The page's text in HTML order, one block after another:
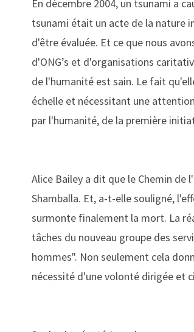
En décembre 2004, un tsunami a
tsunami était un acte de la nature
d'être évaluée. Et ce que nous
d'ONG’s et d'organisations
de l'humanité est sain. Le fait
échelle et nécessitant une
par l'humanité, de la première
Alice Bailey a dit que le Chemin
Shamballa. Et, a-t-elle souligné,
surmonte finalement la mort. La
tâches du nouveau groupe des
hommes". Non seulement cela
nécessité d'une volonté dirigée et